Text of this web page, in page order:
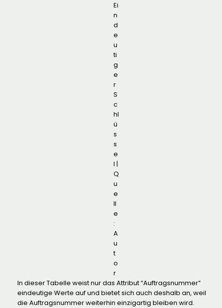
Ei
n
d
e
u
ti
g
e
r
S
c
hl
ü
s
s
e
l |
Q
u
e
ll
e
:
A
u
t
o
r
In dieser Tabelle weist nur das Attribut “Auftragsnummer”
eindeutige Werte auf und bietet sich auch deshalb an, weil
die Auftragsnummer weiterhin einzigartig bleiben wird.